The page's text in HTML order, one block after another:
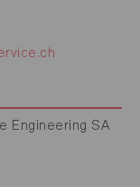
Engineering SA